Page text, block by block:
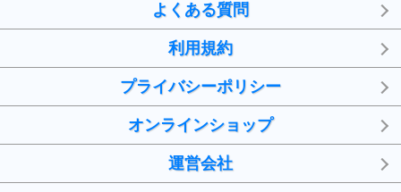
よくある質問
利用規約
プライバシーポリシー
オンラインショップ
運営会社